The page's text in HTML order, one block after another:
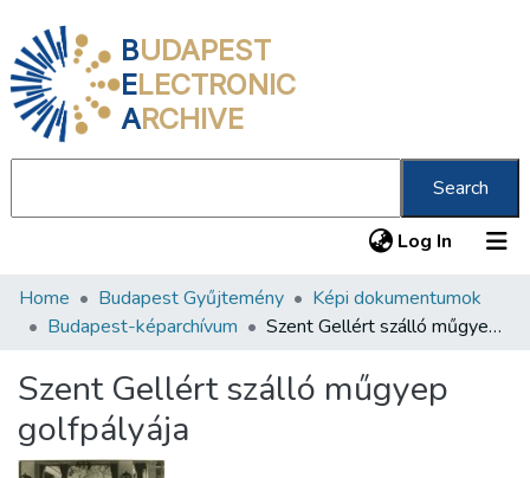
BUDAPEST
ELECTRONIC
ARCHIVE
Search
Log In (current)
Communities & Collections
Statistics
About us
Home Budapest Gyűjtemény
Képi dokumentumok
Budapest-képarchívum
Szent Gellért szálló műgyep golfpályája
Szent Gellért szálló műgyep
golfpályája